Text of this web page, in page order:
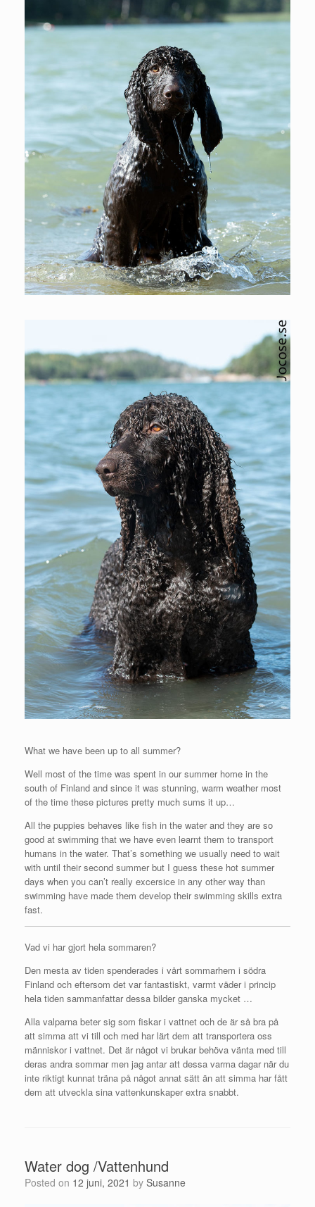
What we have been up to all summer?
Well most of the time was spent in our summer home in the
south of Finland and since it was stunning, warm weather most
of the time these pictures pretty much sums it up…
All the puppies behaves like fish in the water and they are so
good at swimming that we have even learnt them to transport
humans in the water. That’s something we usually need to wait
with until their second summer but I guess these hot summer
days when you can’t really excersice in any other way than
swimming have made them develop their swimming skills extra
fast.
Vad vi har gjort hela sommaren?
Den mesta av tiden spenderades i vårt sommarhem i södra
Finland och eftersom det var fantastiskt, varmt väder i princip
hela tiden sammanfattar dessa bilder ganska mycket …
Alla valparna beter sig som fiskar i vattnet och de är så bra på
att simma att vi till och med har lärt dem att transportera oss
människor i vattnet. Det är något vi brukar behöva vänta med till
deras andra sommar men jag antar att dessa varma dagar när du
inte riktigt kunnat träna på något annat sätt än att simma har fått
dem att utveckla sina vattenkunskaper extra snabbt.
Water dog /Vattenhund
Posted on 12 juni, 2021 by Susanne